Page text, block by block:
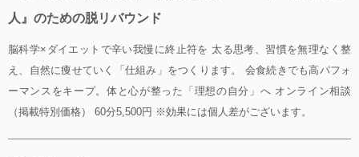
人』のための脱リバウンド
脳科学×ダイエットで辛い我慢に終止符を 太る思考、習慣を無理なく整
え、自然に痩せていく「仕組み」をつくります。 会食続きでも高パフォ
ーマンスをキープ。体と心が整った「理想の自分」へ オンライン相談
（掲載特別価格） 60分5,500円 ※効果には個人差がございます。